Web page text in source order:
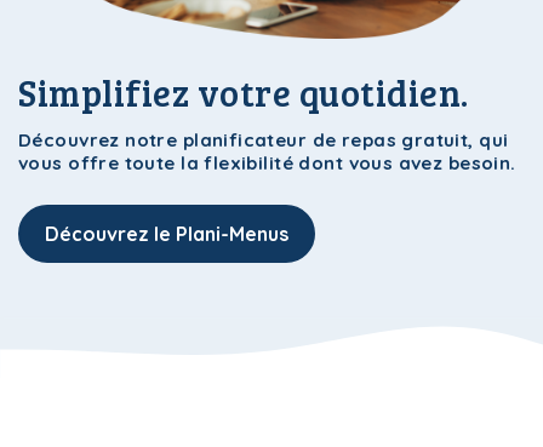
Le
Le
Simplifiez votre quotidien.
Découvrez notre planificateur de repas gratuit, qui
vous offre toute la flexibilité dont vous avez besoin.
Découvrez le Plani-Menus